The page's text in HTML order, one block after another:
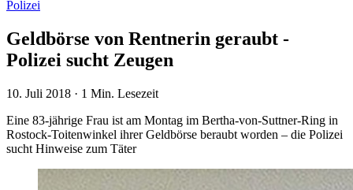
Polizei
Geldbörse von Rentnerin geraubt -
Polizei sucht Zeugen
10. Juli 2018 · 1 Min. Lesezeit
Eine 83-jährige Frau ist am Montag im Bertha-von-Suttner-Ring in
Rostock-Toitenwinkel ihrer Geldbörse beraubt worden – die Polizei
sucht Hinweise zum Täter